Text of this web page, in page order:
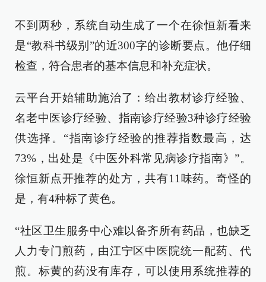
不到两秒，系统自动生成了一个在徐恒新看来
是“教科书级别”的近300字的诊断要点。他仔细
检查，符合患者的基本信息和补充症状。
云平台开始辅助施治了：给出教材诊疗经验、
名老中医诊疗经验、指南诊疗经验3种诊疗经验
供选择。“指南诊疗经验的推荐指数最高，达
73%，出处是《中医外科常见病诊疗指南》”。
徐恒新点开推荐的处方，共有11味药。奇怪的
是，有4种标了黄色。
“社区卫生服务中心难以备齐所有药品，也缺乏
人力专门煎药，由江宁区中医院统一配药、代
煎。标黄的药没有库存，可以使用系统推荐的